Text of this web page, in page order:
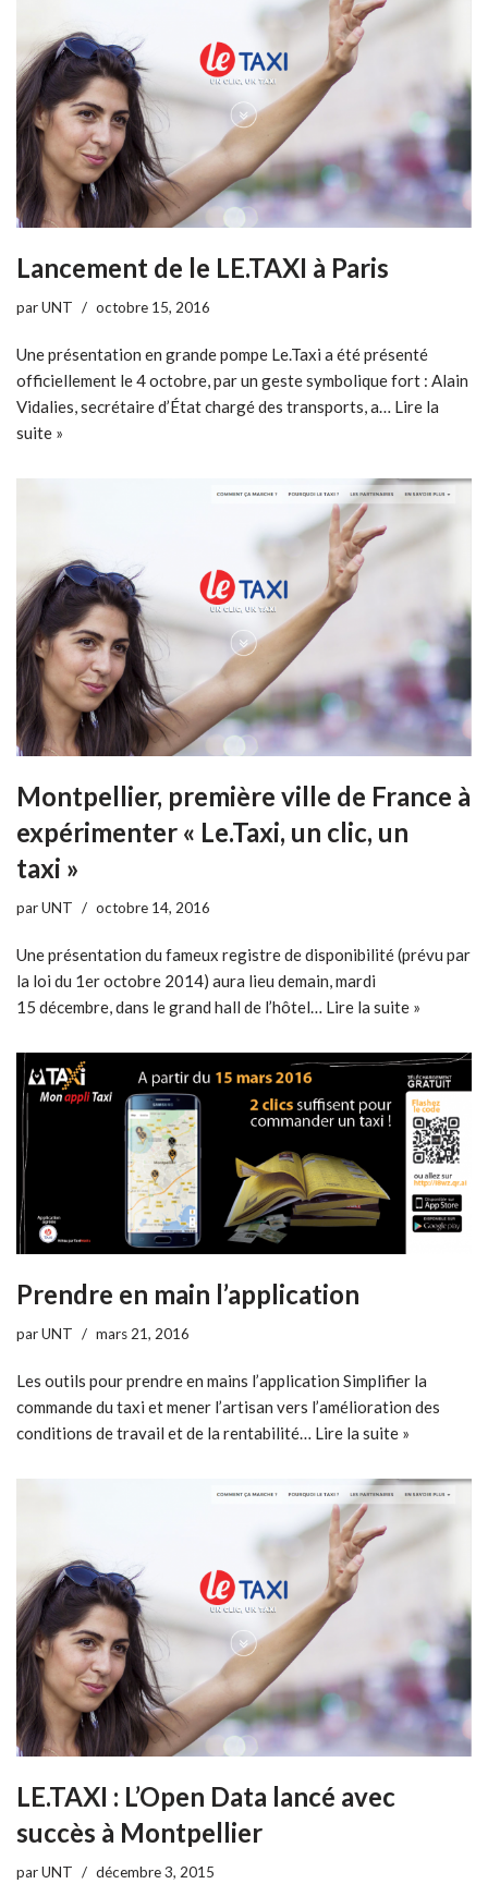
Lancement de le LE.TAXI à Paris
parUNT octobre 15, 2016
Une présentation en grande pompe Le.Taxi a été présenté
officiellement le 4 octobre, par un geste symbolique fort : Alain
Vidalies, secrétaire d’État chargé des transports, a… Lire la
suite »
Montpellier, première ville de France à
expérimenter « Le.Taxi, un clic, un
taxi »
parUNT octobre 14, 2016
Une présentation du fameux registre de disponibilité (prévu par
la loi du 1er octobre 2014) aura lieu demain, mardi
15 décembre, dans le grand hall de l’hôtel… Lire la suite »
Prendre en main l’application
parUNT mars 21, 2016
Les outils pour prendre en mains l’application Simplifier la
commande du taxi et mener l’artisan vers l’amélioration des
conditions de travail et de la rentabilité… Lire la suite »
LE.TAXI : L’Open Data lancé avec
succès à Montpellier
parUNT décembre 3, 2015